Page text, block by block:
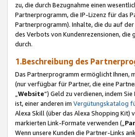
zu, die durch Bezugnahme einen
Partnerprogramm, die IP-Lizenz für das
Partnerprogramm). Inhalte, die du auf
des Verbots von Kundenrezensionen,
durch.
1.Beschreibung des
Das Partnerprogramm ermöglicht Ihnen,
(nur verfügbar für Partner, die eine
Website“) Geld zu verdienen, indem
ist, einer anderen im Vergütungskatalog
Alexa Skill (über das Alexa Shopping Kit)
markierten Link-Formate verwenden („
Wenn unsere Kunden die Partner-Links